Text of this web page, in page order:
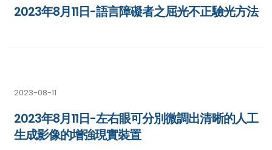
2023年8月11日-語言障礙者之屈光不正驗光方法
2023-08-11
2023年8月11日-左右眼可分別微調出清晰的人工
生成影像的增強現實裝置